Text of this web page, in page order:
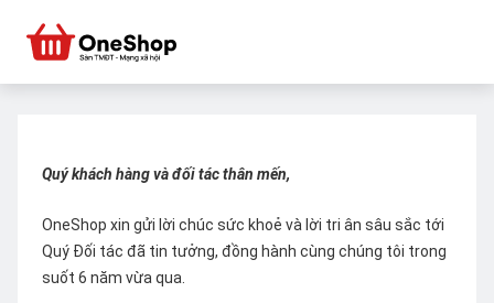
Quý khách hàng và đối tác thân mến,
OneShop xin gửi lời chúc sức khoẻ và lời tri ân sâu sắc tới
Quý Đối tác đã tin tưởng, đồng hành cùng chúng tôi trong
suốt 6 năm vừa qua.